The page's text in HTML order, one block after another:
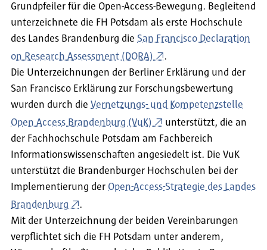
Grundpfeiler für die Open-Access-Bewegung. Begleitend
unterzeichnete die FH Potsdam als erste Hochschule
des Landes Brandenburg die San Francisco Declaration
on Research Assessment (DORA)
.
Die Unterzeichnungen der Berliner Erklärung und der
San Francisco Erklärung zur Forschungsbewertung
wurden durch die Vernetzungs- und Kompetenzstelle
Open Access Brandenburg (VuK)
unterstützt, die an
der Fachhochschule Potsdam am Fachbereich
Informationswissenschaften angesiedelt ist. Die VuK
unterstützt die Brandenburger Hochschulen bei der
Implementierung der Open-Access-Strategie des Landes
Brandenburg
.
Mit der Unterzeichnung der beiden Vereinbarungen
verpflichtet sich die FH Potsdam unter anderem,